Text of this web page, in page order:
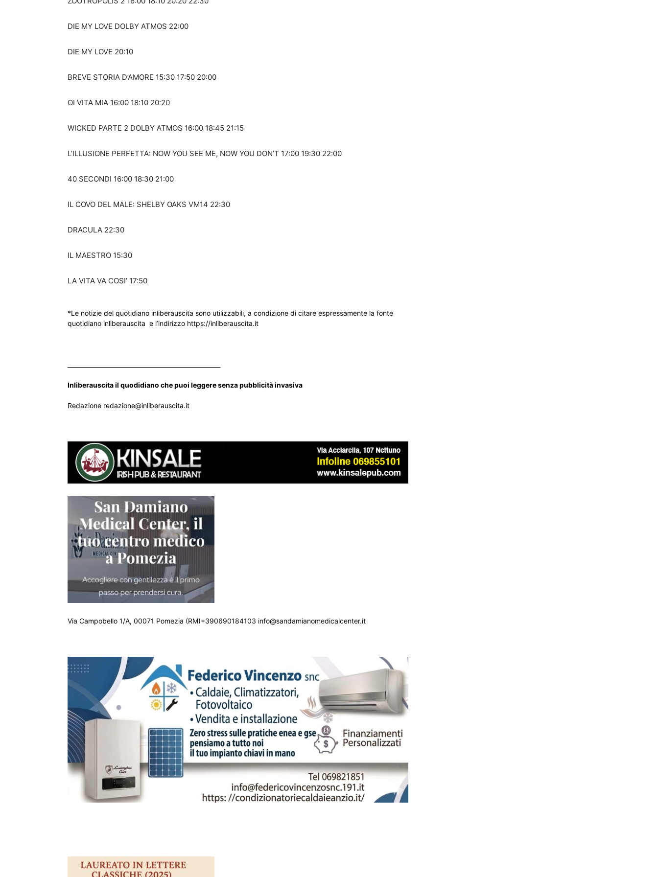
DIE MY LOVE DOLBY ATMOS 22:00
DIE MY LOVE 20:10
BREVE STORIA D’AMORE 15:30 17:50 20:00
OI VITA MIA 16:00 18:10 20:20
WICKED PARTE 2 DOLBY ATMOS 16:00 18:45 21:15
L’ILLUSIONE PERFETTA: NOW YOU SEE ME, NOW YOU DON’T 17:00 19:30 22:00
40 SECONDI 16:00 18:30 21:00
IL COVO DEL MALE: SHELBY OAKS VM14 22:30
DRACULA 22:30
IL MAESTRO 15:30
LA VITA VA COSI’ 17:50
*Le notizie del quotidiano inliberauscita sono utilizzabili, a condizione di citare espressamente la fonte
quotidiano inliberauscita e l’indirizzo https://inliberauscita.it
Inliberauscita il quodidiano che puoi leggere senza pubblicità invasiva
Redazione redazione@inliberauscita.it
Via Campobello 1/A, 00071 Pomezia (RM)+390690184103 info@sandamianomedicalcenter.it